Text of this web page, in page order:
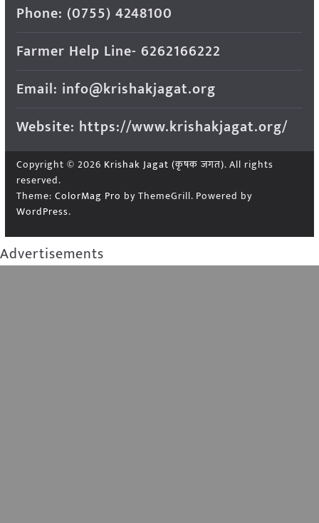
Phone: (0755) 4248100
Farmer Help Line- 6262166222
Email: info@krishakjagat.org
Website: https://www.krishakjagat.org/
Copyright © 2026 Krishak Jagat (कृषक जगत). All rights
reserved.
Theme: ColorMag Pro by ThemeGrill. Powered by
WordPress.
Advertisements